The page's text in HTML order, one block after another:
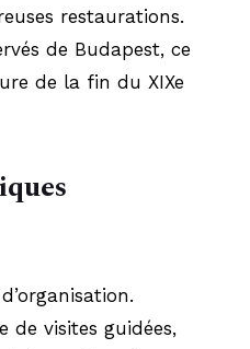
restaurations.
de Budapest, ce
de la fin du XIXe
de visites guidées,